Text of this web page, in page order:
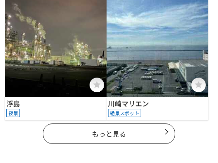
浮島
夜景
川崎マリエン
絶景スポット
もっと見る